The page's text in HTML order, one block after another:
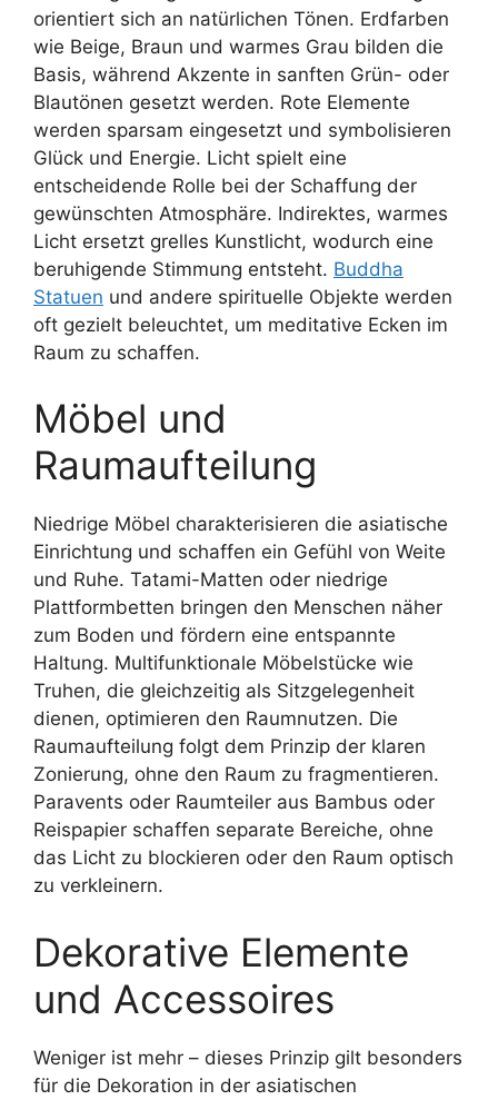
orientiert sich an natürlichen Tönen. Erdfarben
wie Beige, Braun und warmes Grau bilden die
Basis, während Akzente in sanften Grün- oder
Blautönen gesetzt werden. Rote Elemente
werden sparsam eingesetzt und symbolisieren
Glück und Energie. Licht spielt eine
entscheidende Rolle bei der Schaffung der
gewünschten Atmosphäre. Indirektes, warmes
Licht ersetzt grelles Kunstlicht, wodurch eine
beruhigende Stimmung entsteht. Buddha
Statuen und andere spirituelle Objekte werden
oft gezielt beleuchtet, um meditative Ecken im
Raum zu schaffen.
Möbel und
Raumaufteilung
Niedrige Möbel charakterisieren die asiatische
Einrichtung und schaffen ein Gefühl von Weite
und Ruhe. Tatami-Matten oder niedrige
Plattformbetten bringen den Menschen näher
zum Boden und fördern eine entspannte
Haltung. Multifunktionale Möbelstücke wie
Truhen, die gleichzeitig als Sitzgelegenheit
dienen, optimieren den Raumnutzen. Die
Raumaufteilung folgt dem Prinzip der klaren
Zonierung, ohne den Raum zu fragmentieren.
Paravents oder Raumteiler aus Bambus oder
Reispapier schaffen separate Bereiche, ohne
das Licht zu blockieren oder den Raum optisch
zu verkleinern.
Dekorative Elemente
und Accessoires
Weniger ist mehr – dieses Prinzip gilt besonders
für die Dekoration in der asiatischen